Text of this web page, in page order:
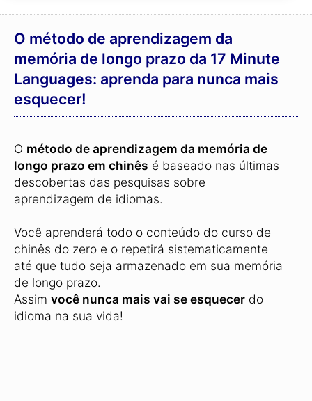
O método de aprendizagem da
memória de longo prazo da 17 Minute
Languages: aprenda para nunca mais
esquecer!
O método de aprendizagem da memória de
longo prazo em chinês é baseado nas últimas
descobertas das pesquisas sobre
aprendizagem de idiomas.
Você aprenderá todo o conteúdo do curso de
chinês do zero e o repetirá sistematicamente
até que tudo seja armazenado em sua memória
de longo prazo.
Assim você nunca mais vai se esquecer do
idioma na sua vida!